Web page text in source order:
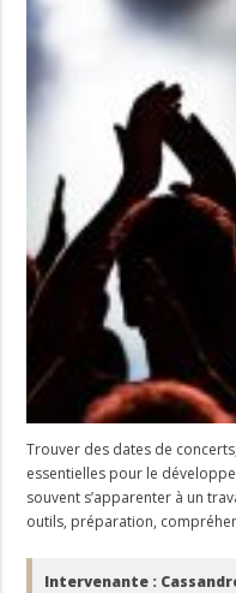
Trouver des dates de
essentielles pour le
souvent s’apparenter à un
outils, préparation,
Intervenante :